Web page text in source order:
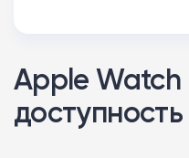
Apple Watch
доступность